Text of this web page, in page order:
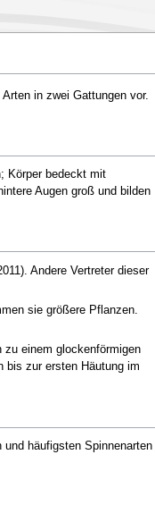
in zwei Gattungen vor.
Körper bedeckt mit
Augen groß und bilden
. Andere Vertreter dieser
sie größere Pflanzen.
einem glockenförmigen
bis zur ersten Häutung im
häufigsten Spinnenarten